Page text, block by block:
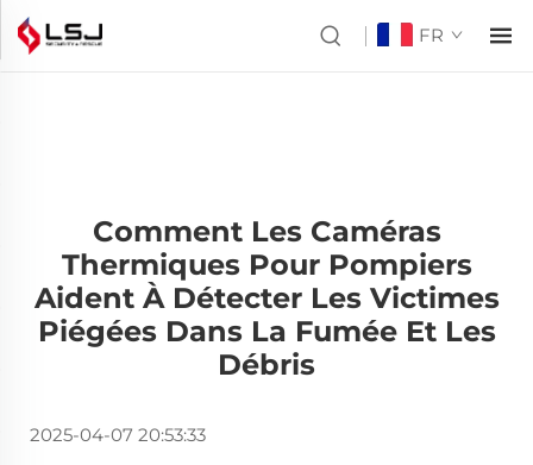
FR
Comment Les Caméras
Thermiques Pour Pompiers
Aident À Détecter Les Victimes
Piégées Dans La Fumée Et Les
Débris
2025-04-07 20:53:33